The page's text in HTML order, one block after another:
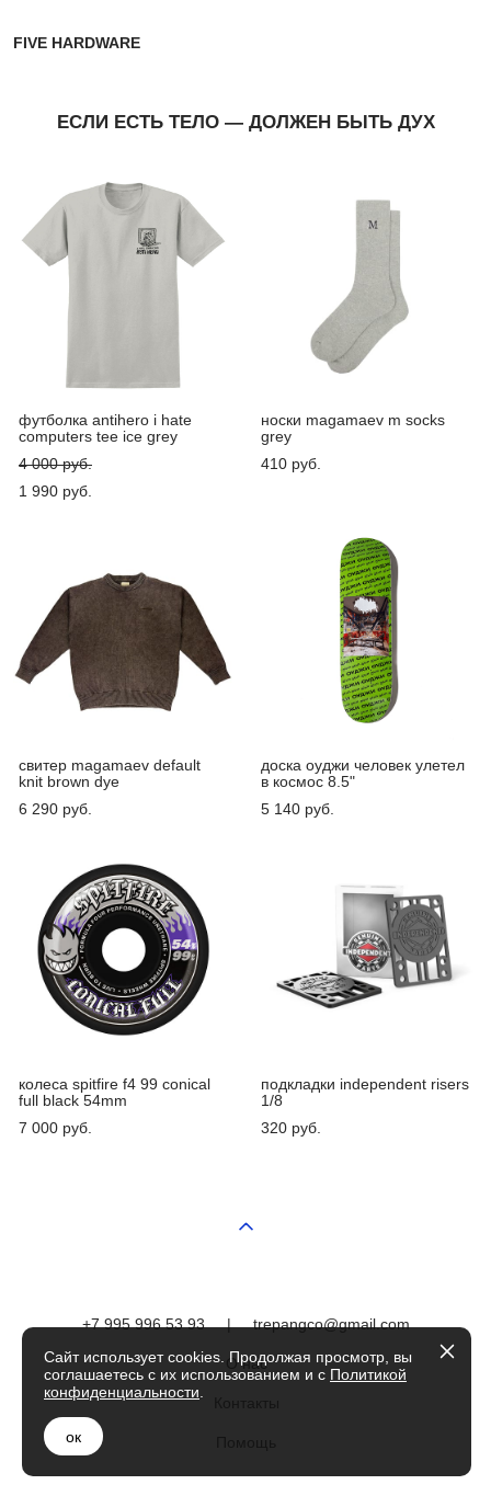
FIVE HARDWARE
ЕСЛИ ЕСТЬ ТЕЛО — ДОЛЖЕН БЫТЬ ДУХ
футболка antihero i hate
computers tee ice grey
4 000 pуб.
1 990 pуб.
носки magamaev m socks
grey
410 pуб.
свитер magamaev default
knit brown dye
6 290 pуб.
доска оуджи человек улетел
в космос 8.5"
5 140 pуб.
колеса spitfire f4 99 conical
full black 54mm
7 000 pуб.
подкладки independent risers
1/8
320 pуб.
+7 995 996 53 93|trepangco@gmail.com
О нас
Сайт использует cookies. Продолжая просмотр, вы
соглашаетесь с их использованием и с Политикой
конфиденциальности
ок